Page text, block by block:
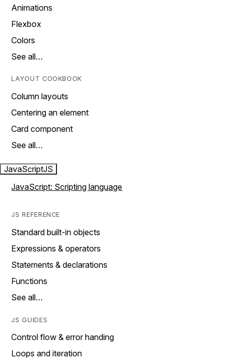
Animations
Flexbox
Colors
See all…
LAYOUT COOKBOOK
Column layouts
Centering an element
Card component
See all…
JavaScriptJS
JavaScript: Scripting language
JS REFERENCE
Standard built-in objects
Expressions & operators
Statements & declarations
Functions
See all…
JS GUIDES
Control flow & error handing
Loops and iteration